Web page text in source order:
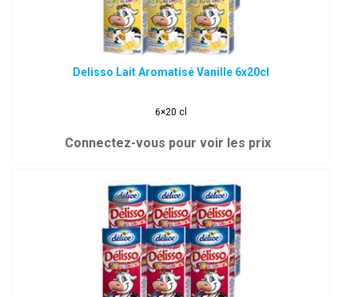
Delisso Lait Aromatisé Vanille 6x20cl
6×20 cl
Connectez-vous pour voir les prix